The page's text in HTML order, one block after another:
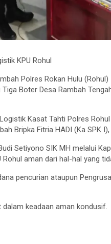
KPU Rohul
Polres Rokan Hulu
Boter Desa Rambah
Kasat Tahti Polres
Bripka Fitria HADI (Ka SPK
Setiyono SIK MH melalui
aman dari hal-hal yang
pencurian ataupun
keadaan aman kondusif.